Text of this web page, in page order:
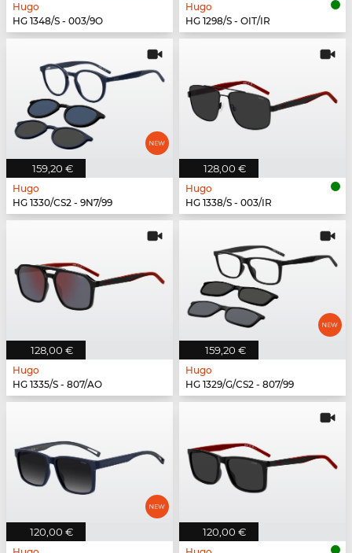
Hugo
HG 1348/S - 003/9O
Hugo
HG 1298/S - OIT/IR
159,20 €
Hugo
HG 1330/CS2 - 9N7/99
128,00 €
Hugo
HG 1338/S - 003/IR
128,00 €
Hugo
HG 1335/S - 807/AO
159,20 €
Hugo
HG 1329/G/CS2 - 807/99
120,00 € 120,00 €